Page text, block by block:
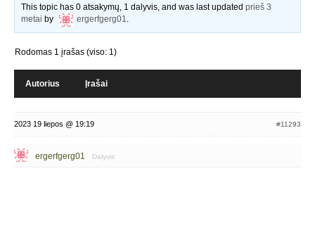
This topic has 0 atsakymų, 1 dalyvis, and was last updatedprieš 3
metai by ergerfgerg01.
Rodomas 1 įrašas (viso: 1)
Autorius Įrašai
2023 19 liepos @ 19:19 #11293
ergerfgerg01 Dalyvis